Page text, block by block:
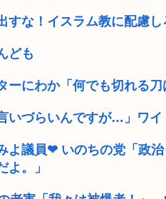
歳)、女子中学生をナイフで脅
すな！イスラム教に配慮
ども
ーにわか「何でも切れる
いづらいんですが…」ワイ
よ議員❤‍ いのちの党「政
よ。」